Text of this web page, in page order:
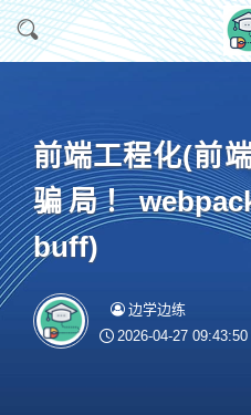
前端工程化(前
骗局！
buff)
边学边练
2026-04-27 09:43:50